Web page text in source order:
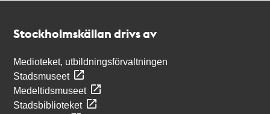
Stockholmskällan drivs av
Medioteket, utbildningsförvaltningen
Stadsmuseet
Medeltidsmuseet
Stadsbiblioteket